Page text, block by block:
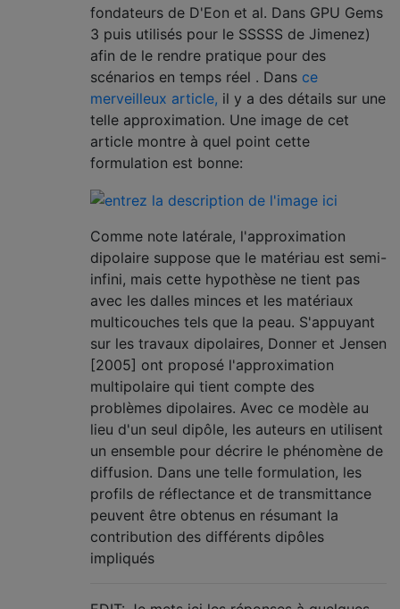
fondateurs de D'Eon et al. Dans GPU Gems
3 puis utilisés pour le SSSSS de Jimenez)
afin de le rendre pratique pour des
scénarios en temps réel . Dans ce
merveilleux article, il y a des détails sur une
telle approximation. Une image de cet
article montre à quel point cette
formulation est bonne:
Comme note latérale, l'approximation
dipolaire suppose que le matériau est semi-
infini, mais cette hypothèse ne tient pas
avec les dalles minces et les matériaux
multicouches tels que la peau. S'appuyant
sur les travaux dipolaires, Donner et Jensen
[2005] ont proposé l'approximation
multipolaire qui tient compte des
problèmes dipolaires. Avec ce modèle au
lieu d'un seul dipôle, les auteurs en utilisent
un ensemble pour décrire le phénomène de
diffusion. Dans une telle formulation, les
profils de réflectance et de transmittance
peuvent être obtenus en résumant la
contribution des différents dipôles
impliqués